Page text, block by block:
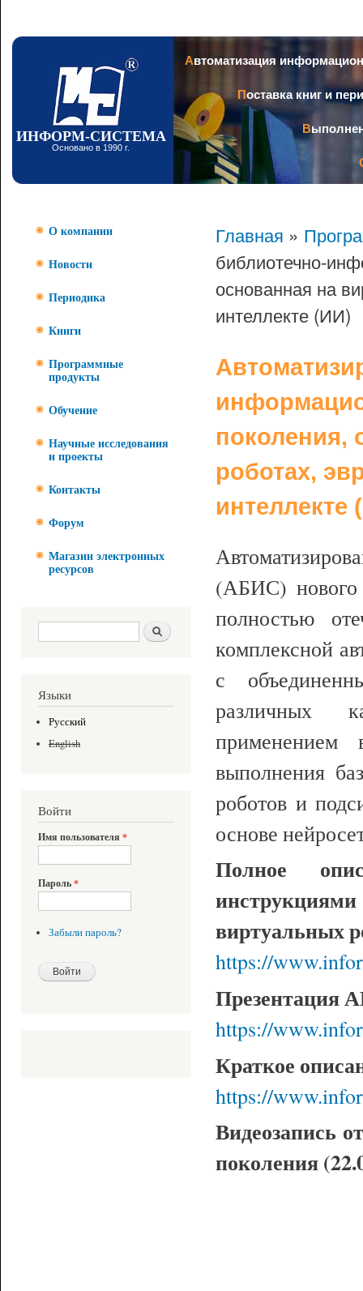
ИНФОРМ-СИСТЕМА
Основано в 1990 г.
Автоматизация
Поставка книг и
О компании
Новости
Периодика
Книги
Программные
продукты
Обучение
Научные исследования
и проекты
Контакты
Форум
Магазин электронных
ресурсов
Форма поиска Поиск
Языки
Русский
English
Войти
Имя пользователя *
Пароль*
Забыли пароль?
Главная »
библиотечно-
основанная на
интеллекте (ИИ)
поколения,
роботах,
интеллекте
(АБИС) нового
полностью
комплексной
с
различных
применением
выполнения
роботов и
основе
Полное
виртуальных
https://
Презентация
https://
Краткое
https://
Видеозапись
поколения